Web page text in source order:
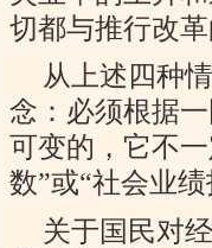
切都与推行改
从上述四种
念：必须根据
可变的，它不
数”或“社会业
关于国民对